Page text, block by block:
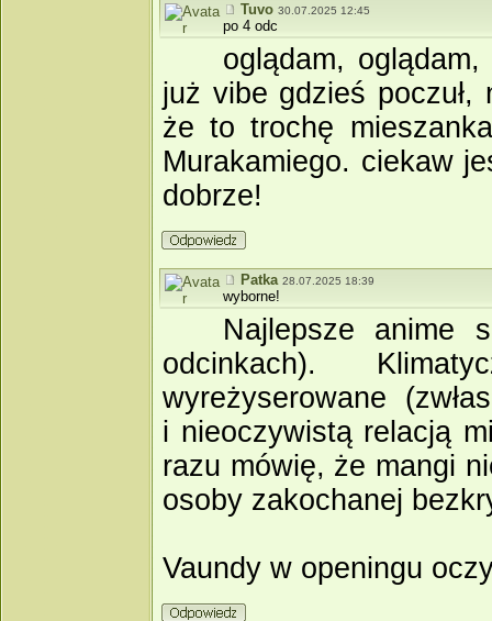
Tuvo 30.07.2025 12:45
po 4 odc
oglądam,
już vibe gdzieś poczuł,
że to trochę
Murakamiego. ciekaw
dobrze!
Patka 28.07.2025 18:39
wyborne!
Najlepsze anime
odcinkach).
wyreżyserowane
i nieoczywistą relacją
razu mówię, że mangi
osoby zakochanej
Vaundy w openingu